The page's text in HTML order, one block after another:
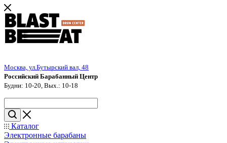
Москва, ул.Бутырский вал, 48
Российский Барабанный Центр
Будни: 10-20, Вых.: 10-18
Каталог
Электронные барабаны